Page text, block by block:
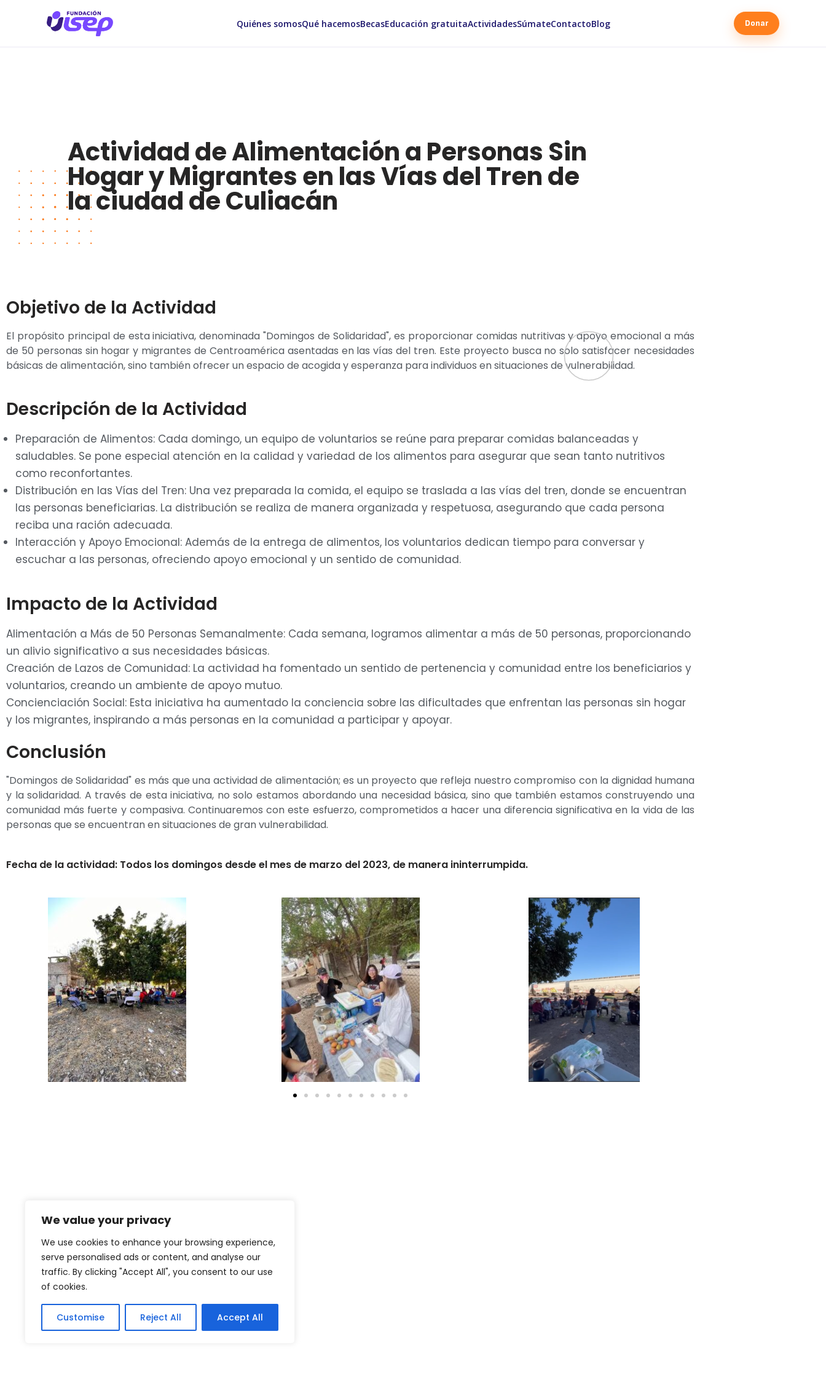
We value your privacy
We use cookies to enhance your browsing experience,
serve personalised ads or content, and analyse our
traffic. By clicking "Accept All", you consent to our use
of cookies.
Customise Reject All Accept All
Quiénes somosQué hacemosBecasEducación gratuitaActividadesSúmateContactoBlog Donar
Actividad de Alimentación a Personas Sin
Hogar y Migrantes en las Vías del Tren de
la ciudad de Culiacán
Objetivo de la Actividad
El propósito principal de esta iniciativa, denominada "Domingos de Solidaridad", es proporcionar comidas nutritivas y apoyo emocional a más
de 50 personas sin hogar y migrantes de Centroamérica asentadas en las vías del tren. Este proyecto busca no solo satisfacer necesidades
básicas de alimentación, sino también ofrecer un espacio de acogida y esperanza para individuos en situaciones de vulnerabilidad.
Descripción de la Actividad
Preparación de Alimentos: Cada domingo, un equipo de voluntarios se reúne para preparar comidas balanceadas y
saludables. Se pone especial atención en la calidad y variedad de los alimentos para asegurar que sean tanto nutritivos
como reconfortantes.
Distribución en las Vías del Tren: Una vez preparada la comida, el equipo se traslada a las vías del tren, donde se encuentran
las personas beneficiarias. La distribución se realiza de manera organizada y respetuosa, asegurando que cada persona
reciba una ración adecuada.
Interacción y Apoyo Emocional: Además de la entrega de alimentos, los voluntarios dedican tiempo para conversar y
escuchar a las personas, ofreciendo apoyo emocional y un sentido de comunidad.
Impacto de la Actividad
Alimentación a Más de 50 Personas Semanalmente: Cada semana, logramos alimentar a más de 50 personas, proporcionando
un alivio significativo a sus necesidades básicas.
Creación de Lazos de Comunidad: La actividad ha fomentado un sentido de pertenencia y comunidad entre los beneficiarios y
voluntarios, creando un ambiente de apoyo mutuo.
Concienciación Social: Esta iniciativa ha aumentado la conciencia sobre las dificultades que enfrentan las personas sin hogar
y los migrantes, inspirando a más personas en la comunidad a participar y apoyar.
Conclusión
"Domingos de Solidaridad" es más que una actividad de alimentación; es un proyecto que refleja nuestro compromiso con la dignidad humana
y la solidaridad. A través de esta iniciativa, no solo estamos abordando una necesidad básica, sino que también estamos construyendo una
comunidad más fuerte y compasiva. Continuaremos con este esfuerzo, comprometidos a hacer una diferencia significativa en la vida de las
personas que se encuentran en situaciones de gran vulnerabilidad.
Fecha de la actividad: Todos los domingos desde el mes de marzo del 2023, de manera ininterrumpida.